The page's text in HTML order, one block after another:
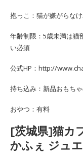
抱っこ：猫が嫌がらな
年齢制限：5歳未満は猫
い必須
公式HP：http://
持ち込み：新品おもち
おやつ：有料
[茨城県]猫カ
かふぇ ジュ